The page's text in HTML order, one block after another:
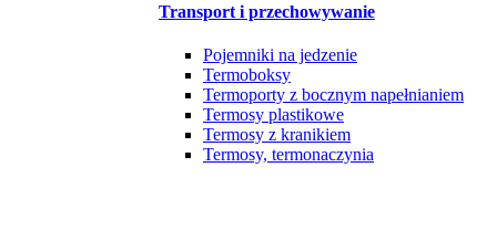
Transport i przechowywanie
Pojemniki na jedzenie
Termoboksy
Termoporty z bocznym napełnianiem
Termosy plastikowe
Termosy z kranikiem
Termosy, termonaczynia